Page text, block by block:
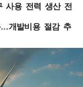
사용 전력 생산 전
…개발비용 절감 추